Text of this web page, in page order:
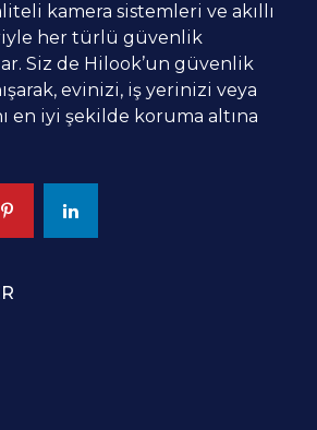
kamera sistemleri ve akıllı
her türlü güvenlik
Siz de Hilook’un güvenlik
evinizi, iş yerinizi veya
en iyi şekilde koruma altına